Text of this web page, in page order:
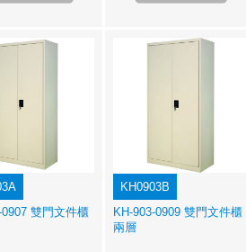
0907 雙門文件櫃
KH0903B
KH-903-0909 雙門文件櫃
兩層